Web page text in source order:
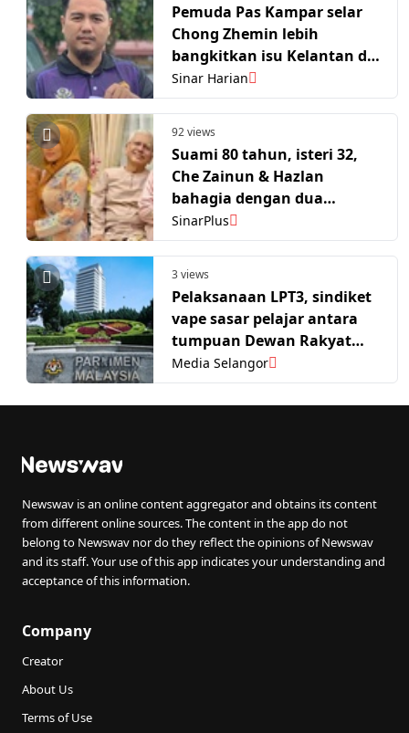
Pemuda Pas Kampar selar
Chong Zhemin lebih
bangkitkan isu Kelantan di
Parlimen
Sinar Harian
92 views
Suami 80 tahun, isteri 32,
Che Zainun & Hazlan
bahagia dengan dua
cahaya mata. 'Saya selesa
dengan lelaki berusia'
SinarPlus
3 views
Pelaksanaan LPT3, sindiket
vape sasar pelajar antara
tumpuan Dewan Rakyat
hari ini
Media Selangor
Newswav is an online content aggregator and obtains its content
from different online sources. The content in the app do not
belong to Newswav nor do they reflect the opinions of Newswav
and its staff. Your use of this app indicates your understanding and
acceptance of this information.
Company
Creator
About Us
Terms of Use